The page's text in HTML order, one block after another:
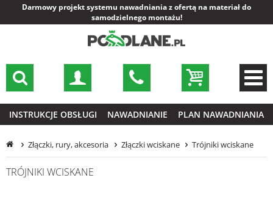
Darmowy projekt systemu nawadniania z ofertą na materiał do
samodzielnego montażu!
INSTRUKCJE OBSŁUGI NAWADNIANIE PLAN NAWADNIANIA
Złączki, rury, akcesoria Złączki wciskane Trójniki wciskane
TRÓJNIKI WCISKANE